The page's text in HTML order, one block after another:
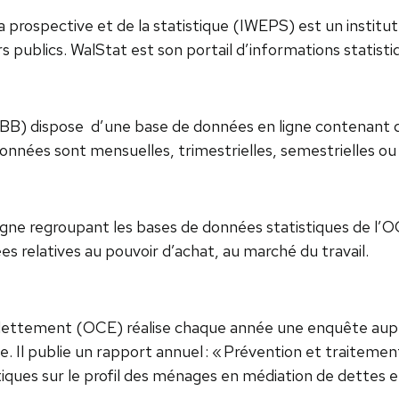
prospective et de la statistique (IWEPS) est un
publics. WalStat est son portail d’informations
dispose d’une base de données en ligne contenant
sont mensuelles, trimestrielles, semestrielles
regroupant les bases de données statistiques de
relatives au pouvoir d’achat, au marché du travail.
(OCE) réalise chaque année une enquête
Il publie un rapport annuel : « Prévention et
sur le profil des ménages en médiation de dettes